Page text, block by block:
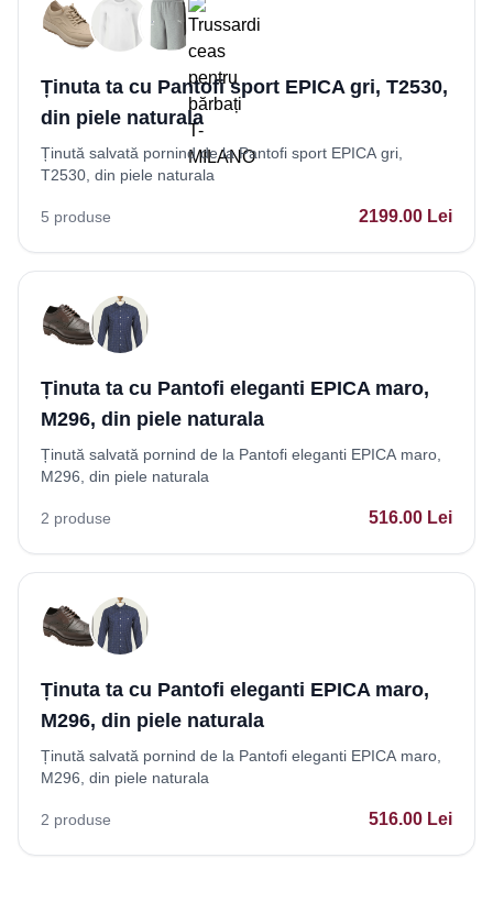
Ținuta ta cu Pantofi sport EPICA gri, T2530,
din piele naturala
Ținută salvată pornind de la Pantofi sport EPICA gri,
T2530, din piele naturala
5 produse 2199.00 Lei
Ținuta ta cu Pantofi eleganti EPICA maro,
M296, din piele naturala
Ținută salvată pornind de la Pantofi eleganti EPICA maro,
M296, din piele naturala
2 produse 516.00 Lei
Ținuta ta cu Pantofi eleganti EPICA maro,
M296, din piele naturala
Ținută salvată pornind de la Pantofi eleganti EPICA maro,
M296, din piele naturala
2 produse 516.00 Lei